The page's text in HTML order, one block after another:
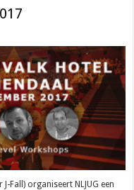
Fall) organiseert NLJUG een